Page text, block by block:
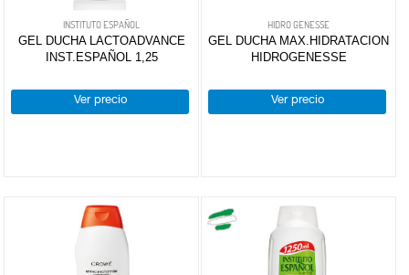
INSTITUTO ESPAÑOL
GEL DUCHA LACTOADVANCE
INST.ESPAÑOL 1,25
Ver precio
HIDRO GENESSE
GEL DUCHA MAX.HIDRATACION
HIDROGENESSE
Ver precio